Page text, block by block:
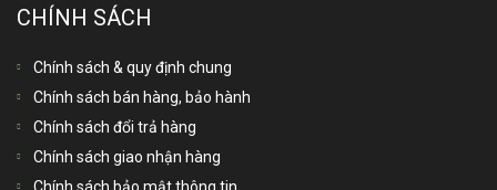
CHÍNH SÁCH
Chính sách & quy định chung
Chính sách bán hàng, bảo hành
Chính sách đổi trả hàng
Chính sách giao nhận hàng
Chính sách bảo mật thông tin